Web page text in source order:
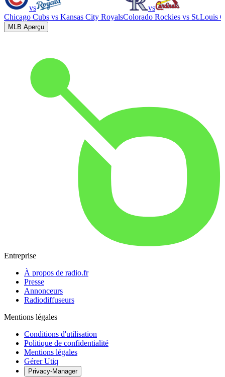
vs
Chicago Cubs vs Kansas City Royals
vs
Colorado Rockies vs St.Louis
MLB Aperçu
Entreprise
À propos de radio.fr
Presse
Annonceurs
Radiodiffuseurs
Mentions légales
Conditions d'utilisation
Politique de confidentialité
Mentions légales
Gérer Utiq
Privacy-Manager